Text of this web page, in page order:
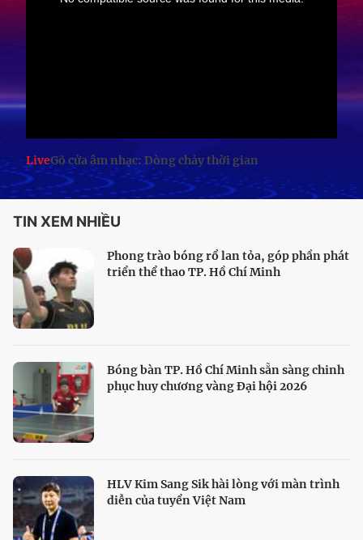
LiveGõ cửa âm nhạc: Dòng chảy thời gian
TIN XEM NHIỀU
Phong trào bóng rổ lan tỏa, góp phần phát
triển thể thao TP. Hồ Chí Minh
Bóng bàn TP. Hồ Chí Minh sẵn sàng chinh
phục huy chương vàng Đại hội 2026
HLV Kim Sang Sik hài lòng với màn trình
diễn của tuyển Việt Nam